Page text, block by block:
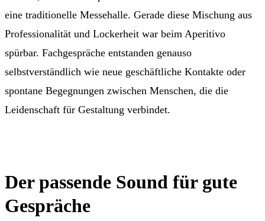
eine traditionelle Messehalle. Gerade diese Mischung aus
Professionalität und Lockerheit war beim Aperitivo
spürbar. Fachgespräche entstanden genauso
selbstverständlich wie neue geschäftliche Kontakte oder
spontane Begegnungen zwischen Menschen, die die
Leidenschaft für Gestaltung verbindet.
Der passende Sound für gute
Gespräche